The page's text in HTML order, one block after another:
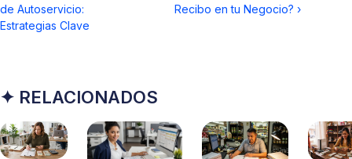
de Autoservicio:
Estrategias Clave
Recibo en tu Negocio? ›
✦ RELACIONADOS